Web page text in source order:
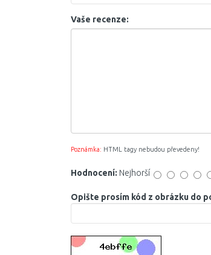
Vaše recenze:
Poznámka: HTML tagy nebudou převedeny!
Hodnocení: Nejhorší
Opište prosím kód z obrázku do